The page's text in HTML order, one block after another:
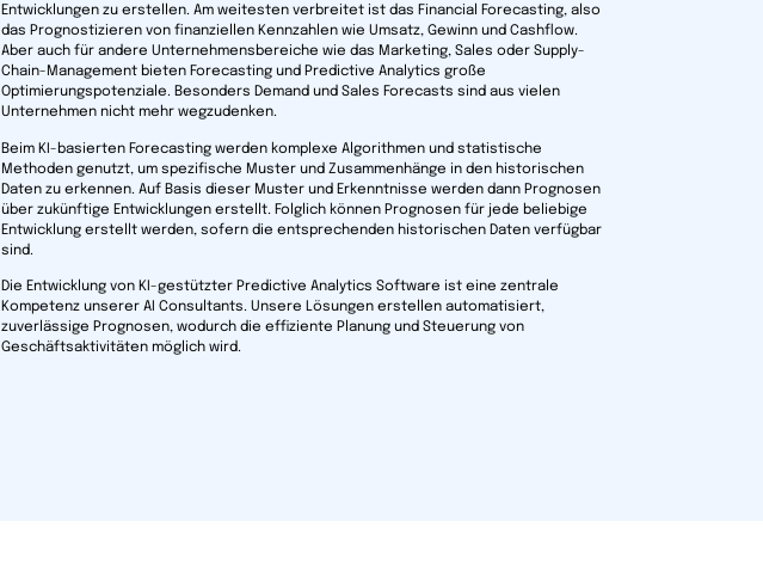
Entwicklungen zu erstellen. Am weitesten verbreitet ist das Financial Forecasting, also
das Prognostizieren von finanziellen Kennzahlen wie Umsatz, Gewinn und Cashflow.
Aber auch für andere Unternehmensbereiche wie das Marketing, Sales oder Supply-
Chain-Management bieten Forecasting und Predictive Analytics große
Optimierungspotenziale. Besonders Demand und Sales Forecasts sind aus vielen
Unternehmen nicht mehr wegzudenken.
Beim KI-basierten Forecasting werden komplexe Algorithmen und statistische
Methoden genutzt, um spezifische Muster und Zusammenhänge in den historischen
Daten zu erkennen. Auf Basis dieser Muster und Erkenntnisse werden dann Prognosen
über zukünftige Entwicklungen erstellt. Folglich können Prognosen für jede beliebige
Entwicklung erstellt werden, sofern die entsprechenden historischen Daten verfügbar
sind.
Die Entwicklung von KI-gestützter Predictive Analytics Software ist eine zentrale
Kompetenz unserer AI Consultants. Unsere Lösungen erstellen automatisiert,
zuverlässige Prognosen, wodurch die effiziente Planung und Steuerung von
Geschäftsaktivitäten möglich wird.